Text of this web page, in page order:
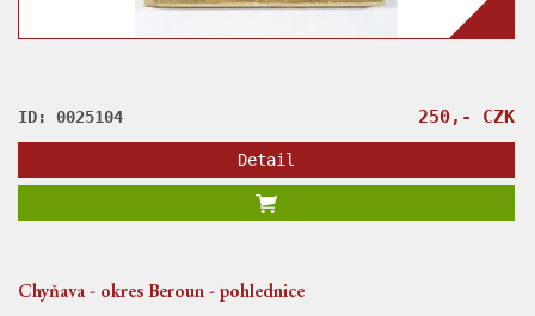
ID: 0025104 250,- CZK
Detail
Chyňava - okres Beroun - pohlednice